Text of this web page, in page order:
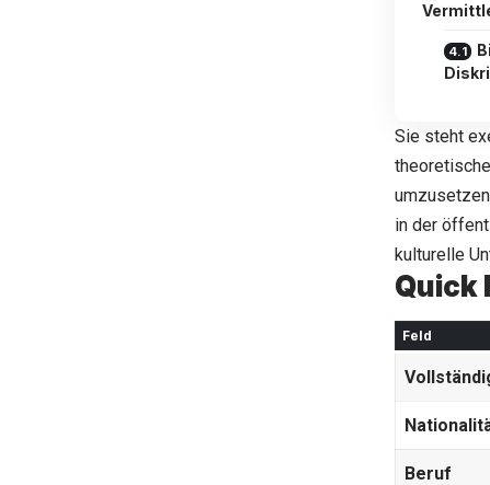
Sie steht
in der
kulturelle
Quick
Feld
Beruf